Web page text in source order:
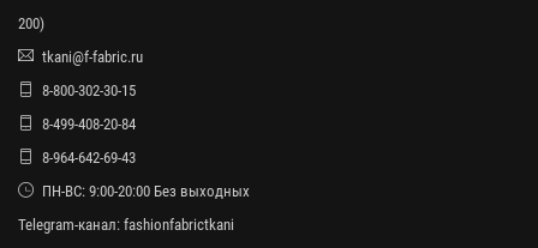
200)
tkani@f-fabric.ru
8-800-302-30-15
8-499-408-20-84
8-964-642-69-43
ПН-ВС: 9:00-20:00 Без выходных
Telegram-канал: fashionfabrictkani